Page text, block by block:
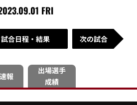
FRI
試合日程・結果 次の試合
報
出場選手
成績